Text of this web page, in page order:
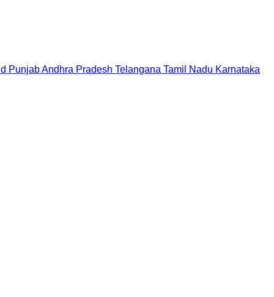
PunjabAndhra Pradesh Telangana Tamil Nadu Karnataka